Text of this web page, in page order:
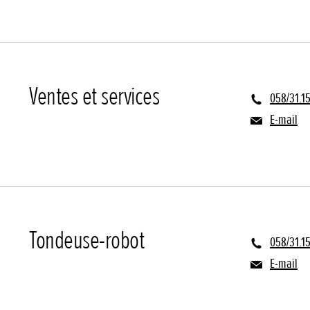
Ventes et services
058/
E-mail
Tondeuse-robot
058/
E-mail